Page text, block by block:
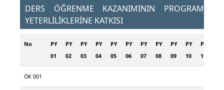
DERS ÖĞRENME KAZANIMININ PROGRAM
YETERLİLİKLERİNE KATKISI
No
PY
01
PY
02
PY
03
PY
04
PY
05
PY
06
PY
07
PY
08
PY
09
PY
10
PY
11
ÖK 001